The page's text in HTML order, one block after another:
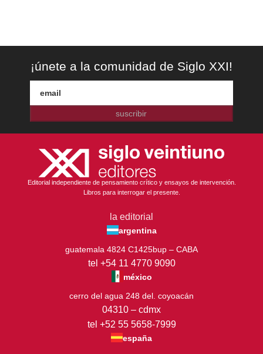
¡únete a la comunidad de Siglo XXI!
suscribir
Editorial independiente de pensamiento crítico y ensayos de intervención.
Libros para interrogar el presente.
la editorial
argentina
guatemala 4824 C1425bup – CABA
tel +54 11 4770 9090
méxico
cerro del agua 248 del. coyoacán
04310 – cdmx
tel +52 55 5658-7999
españa